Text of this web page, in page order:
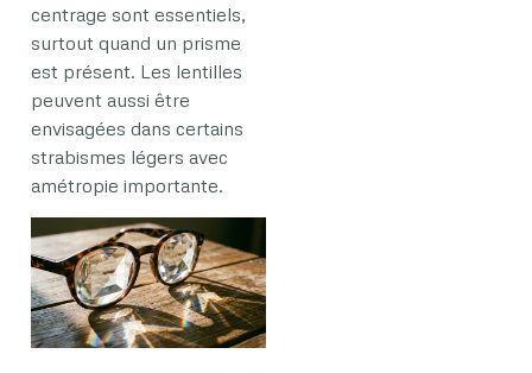
centrage sont essentiels,
surtout quand un prisme
est présent. Les lentilles
peuvent aussi être
envisagées dans certains
strabismes légers avec
amétropie importante.